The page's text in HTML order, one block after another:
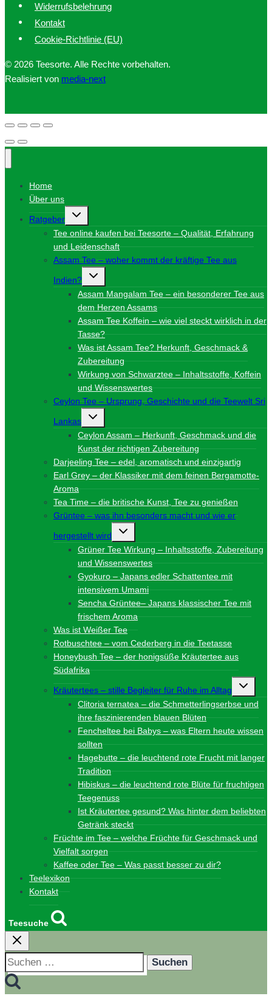
Widerrufsbelehrung
Kontakt
Cookie-Richtlinie (EU)
© 2026 Teesorte. Alle Rechte vorbehalten.
Realisiert von media-next
Home
Über uns
Ratgeber
Untermenü
umschalten
Tee online kaufen bei Teesorte – Qualität, Erfahrung
und Leidenschaft
Assam Tee – woher kommt der kräftige Tee aus
Indien?
Untermenü
umschalten
Assam Mangalam Tee – ein besonderer Tee aus
dem Herzen Assams
Assam Tee Koffein – wie viel steckt wirklich in der
Tasse?
Was ist Assam Tee? Herkunft, Geschmack &
Zubereitung
Wirkung von Schwarztee – Inhaltsstoffe, Koffein
und Wissenswertes
Ceylon Tee – Ursprung, Geschichte und die Teewelt Sri
Lankas
Untermenü
umschalten
Ceylon Assam – Herkunft, Geschmack und die
Kunst der richtigen Zubereitung
Darjeeling Tee – edel, aromatisch und einzigartig
Earl Grey – der Klassiker mit dem feinen Bergamotte-
Aroma
Tea Time – die britische Kunst, Tee zu genießen
Grüntee – was ihn besonders macht und wie er
hergestellt wird
Untermenü
umschalten
Grüner Tee Wirkung – Inhaltsstoffe, Zubereitung
und Wissenswertes
Gyokuro – Japans edler Schattentee mit
intensivem Umami
Sencha Grüntee– Japans klassischer Tee mit
frischem Aroma
Was ist Weißer Tee
Rotbuschtee – vom Cederberg in die Teetasse
Honeybush Tee – der honigsüße Kräutertee aus
Südafrika
Kräutertees – stille Begleiter für Ruhe im Alltag
Clitoria ternatea – die Schmetterlingserbse und
ihre faszinierenden blauen Blüten
Fencheltee bei Babys – was Eltern heute wissen
sollten
Hagebutte – die leuchtend rote Frucht mit langer
Tradition
Hibiskus – die leuchtend rote Blüte für fruchtigen
Teegenuss
Ist Kräutertee gesund? Was hinter dem beliebten
Getränk steckt
Früchte im Tee – welche Früchte für Geschmack und
Vielfalt sorgen
Kaffee oder Tee – Was passt besser zu dir?
Teelexikon
Kontakt
Teesuche
Suchen
nach: